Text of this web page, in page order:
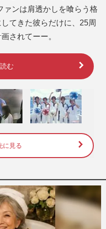
ァンは肩透かしを喰らう格
てきた彼らだけに、25周
されてーー。
む
に見る